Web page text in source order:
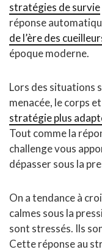
stratégies de survie
réponse
de l’ère des
époque moderne.
Lors des situations
menacée, le corps
stratégie plus
Tout comme la
challenge vous
dépasser sous la
On a tendance à
calmes sous la
sont stressés. Ils
Cette réponse au